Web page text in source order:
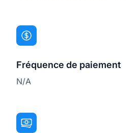
Fréquence de paiement
N/A